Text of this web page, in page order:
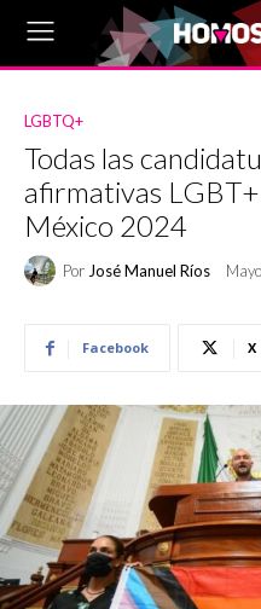
LGBTQ+
Todas las
afirmativas
México 2024
Por José Manuel Ríos
Facebook X